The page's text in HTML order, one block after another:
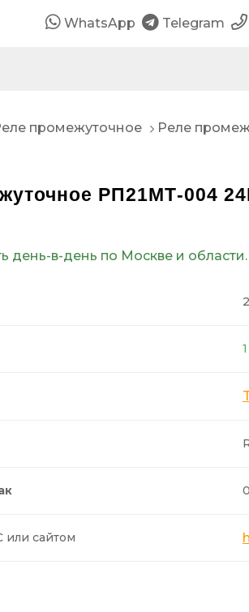
WhatsApp Telegram
промежуточное Реле
РП21МТ-004
день-в-день по Москве и области.
или сайтом